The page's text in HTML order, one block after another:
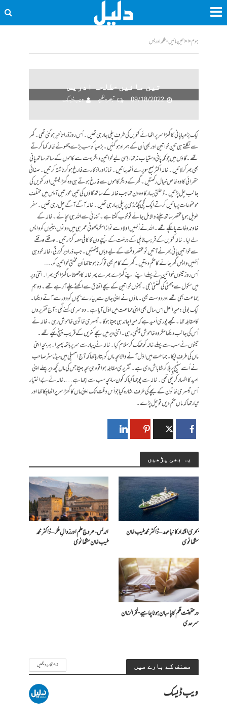
ہوم<<تین مائیں -طلحہ ادریس
تین مائیں -طلحہ ادریس
09/18/2022
تبصرہ لکھیے ویب ڈیسک
ایک بڑھیا پانی کا گھڑا سر پرا ٹھائے کنویں کی طرف چلی جارہی تھیں۔ اُس روز ذرا تاخیر ہوگئی تھی۔ گھر
سے نکلتے ہی تین خواتین اور بھی اُن کے ہمراہ ہوگئیں۔ بڑھیا کو سب بڑے چھوٹے خالہ کہا کرتے
تھے۔ گاؤں میں چونکہ پانی دستیاب نہ تھا، اِسی لیے خواتین دیگر بہت سے کاموں کے ساتھ ساتھ پانی
بھی بھر کر لاتیں۔ خالہ اکثر صبح سویرے اُٹھ جاتیں۔ نماز اور اذکار سے فارغ ہوکر ناشتہ کرتیں۔ صفائی
ستھرائی کا وہ خاص خیال رکھتیں۔ گھر کے دیگر کاموں سے فارغ ہوتے ہی وہ گھڑا لیتیں اور کنویں کی
جانب چل پڑتیں۔ ڈھلتی بہار کا وہ دن تھا جب خالہ کے ساتھ گاؤں کی تین عورتیں آپس میں مختلف
موضوعات پر باتیں کرتے ایک کچی پگڈنڈی پر چلی جارہی تھیں۔ خالہ آگے آگے چل رہی تھیں۔ سفر
طویل ہو یا مختصر ساتھ چلنے والا مل جائے تو خوب کٹتا ہے۔ تنہائی سے اللہ ہی بچائے۔ خالہ کے
خاوند وفات پاچکے تھے۔ اللہ نے اُنہیں اولاد سے نوازا مگرچھوٹی عمرہی میں دونوں بیٹیوں کو واپس
لے لیا۔ خالہ کنویں کے قریب ٹاہلی کے درخت کے نیچے دن کا کافی حصہ گزارتیں۔ وقفے وقفے
سے خواتین پانی بھرنے آتیں تو مختصر وقت کے لیے وہاں بیٹھتیں۔جب ذرا دیر گزرتی ، خالہ خود ہی
اُنہیں واپس گھر جانے کا حکم دیتیں۔ گھر کے کام بھی تو کرنا ہوتا تھا اُن محنتی خواتین کو….
اُس روز تینوں خواتین نے پہلے اپنے اپنے گھڑے بھرے پھر خالہ کا چھوٹا سا گھڑا بھی بھرا۔ اتنی دیر
میں سکول سے چھٹی کی گھنٹی بجی۔ تینوں خواتین کے بچے اتفاق سے اکھٹے چلے آرہے تھے۔ وہ ہم
جماعت بھی تھے اور دوست بھی۔ ماؤں نے اپنی جان سے پیارے بچوں کو دور سے آتے دیکھا۔
ایک بولی: میرا لعل اِس سال بھی اپنی جماعت میں اوّل آیا ہے۔ دوسری کہنے لگی: آج تقریروں
کا مقابلہ تھا۔ مجھے پوری اُمید ہے کہ میرا چاند ہی جیتا ہوگا۔ تیسری خاتون خاموش رہی۔ خالہ نے
اُس کی جانب دیکھا مگر وہ خاموش بیٹھی رہی۔ اتنی دیر میں بچے کنویں کے قریب پہنچ چکے تھے۔
تینوں نے سب سے پہلے خالہ کو جھک کر سلام کیا۔ خالہ نے پیار سے سر پر ہاتھ پھیرا۔ ہر بچہ اپنی
ماں کی طرف لپکا۔ جماعت میں اوّل آنے والا بچہ ماں کو بتا رہا تھا کہ آج اسمبلی میں ہیڈ ماسٹر صاحب
نے اُسے سٹیج پر بلا کر شاباش دی ہے۔ تقریری مقابلہ ہوا تو وہی بچہ جیتا جس کی ماں کچھ دیر پہلے اپنی
امید کا اظہار کرچکی تھی۔ خالہ سے پوچھا گیا کہ کون سا بچہ سب سے اچھا ہے…. خالہ نے بے اختیا ر
اُس تیسری خاتون کے بچے کی طرف اشارہ کیا جو اُس وقت تک اپنی ماں کا گھڑا سر پر اٹھا چکا تھا اور
تیار تھا کہ ماں حکم دیں تو چل پڑے۔
یہ بھی پڑھیں
بحری اقتدار کا نیا عہد – ڈاکٹر محمد طیب خان
سنگھانوی
اندلس، عروجِ علم اور زوالِ فکر – ڈاکٹر محمد
طیب خان سنگھانوی
درحقیقت قلم کا پاسبان ہونا چاہیے- فخرالزمان
سرحدی
مصنف کے بارے میں تمام تحاریر دیکھیں
ویب ڈیسک